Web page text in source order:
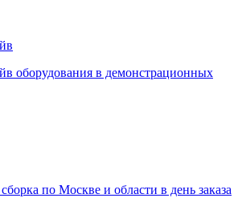
оборудования в демонстрационных
по Москве и области в день заказа